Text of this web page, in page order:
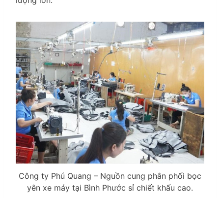
Công ty Phú Quang – Nguồn cung phân phối bọc
yên xe máy tại Bình Phước sỉ chiết khấu cao.